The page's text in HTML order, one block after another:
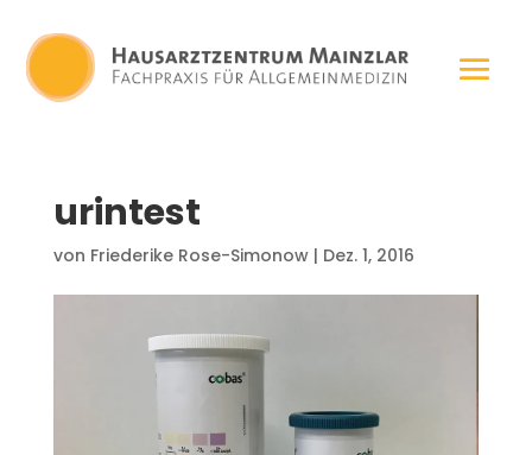
urintest
von Friederike Rose-Simonow| Dez. 1, 2016